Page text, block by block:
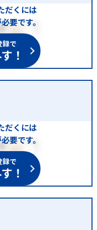
だくには
要です。
録で
！
だくには
要です。
録で
！